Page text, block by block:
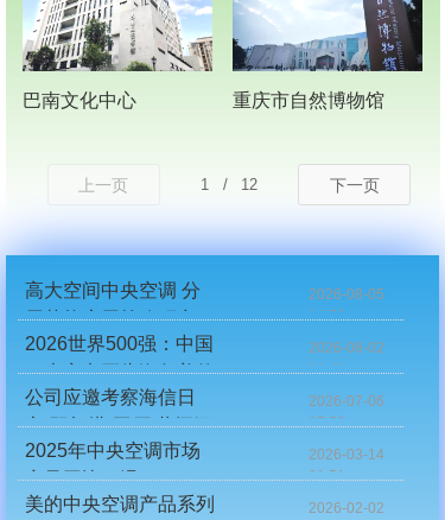
高大空间中央空调 分
层节能应用策略研究
2026-08-05
14:52
2026世界500强：中国
三大家电巨头海尔美的
排名攀升格力落榜
2026-08-02
11:41
公司应邀考察海信日
立“双灯塔”工厂 共探绿
色智造新路径
2026-07-06
17:52
2025年中央空调市场
容量同比下滑17.1%
2026-03-14
21:51
美的中央空调产品系列
2026-02-02
巴南文化中心 重庆市自然博物馆
上一页 1 / 12 下一页